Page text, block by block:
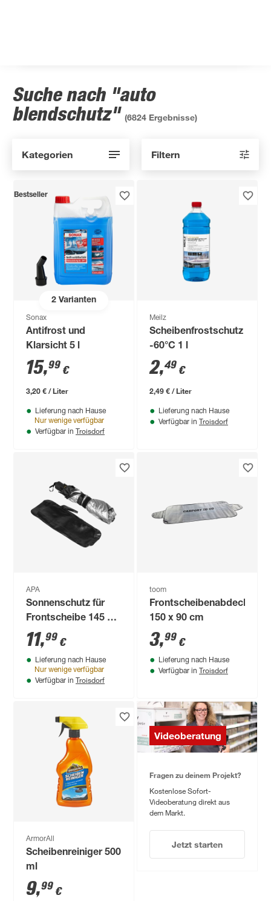
Suche nach "auto
blendschutz" (6824 Ergebnisse)
Kategorien Filtern
2Varianten
Bestseller
Sonax
Antifrost und
Klarsicht 5 l
15,99 €
3,20 € / Liter
Lieferung nach Hause
Nur wenige verfügbar
Verfügbar in Troisdorf
Meilz
Scheibenfrostschutz
-60°C 1 l
2,49 €
2,49 € / Liter
Lieferung nach Hause
Verfügbar in Troisdorf
APA
Sonnenschutz für
Frontscheibe 145 x
79 cm
11,99 €
Lieferung nach Hause
Nur wenige verfügbar
Verfügbar in Troisdorf
toom
Frontscheibenabdeckung
150 x 90 cm
3,99 €
Lieferung nach Hause
Verfügbar in Troisdorf
ArmorAll
Scheibenreiniger 500
ml
9,99 €
Videoberatung
Fragen zu deinem Projekt?
Kostenlose Sofort-
Videoberatung direkt aus
dem Markt.
Jetzt starten